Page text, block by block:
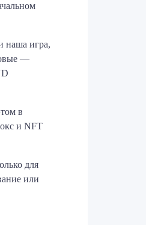
наша игра,
—
в
и NFT
для
или